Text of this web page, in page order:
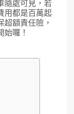
隨處可見，若
用都是百萬起
額責任險，
始囉！